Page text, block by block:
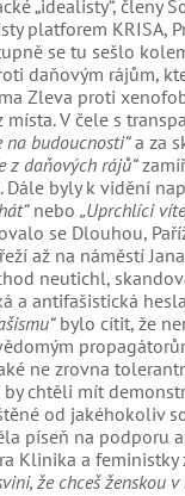
„idealisty“, členy
platforem KRISA,
se tu sešlo
daňovým rájům,
Zleva proti
V čele s
na budoucnosti“a za
z daňových rájů“
Dále byly k vidění
nebo„Uprchlíci
se Dlouhou,
až na náměstí
neutichl,
a antifašistická
bylo cítit, že
ne zrovna
chtěli mít
od jakéhokoliv
píseň na podporu
Klinika a feministky
že chceš ženskou v